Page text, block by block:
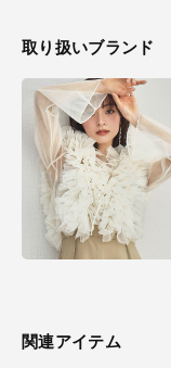
取り扱いブランド
関連アイテム